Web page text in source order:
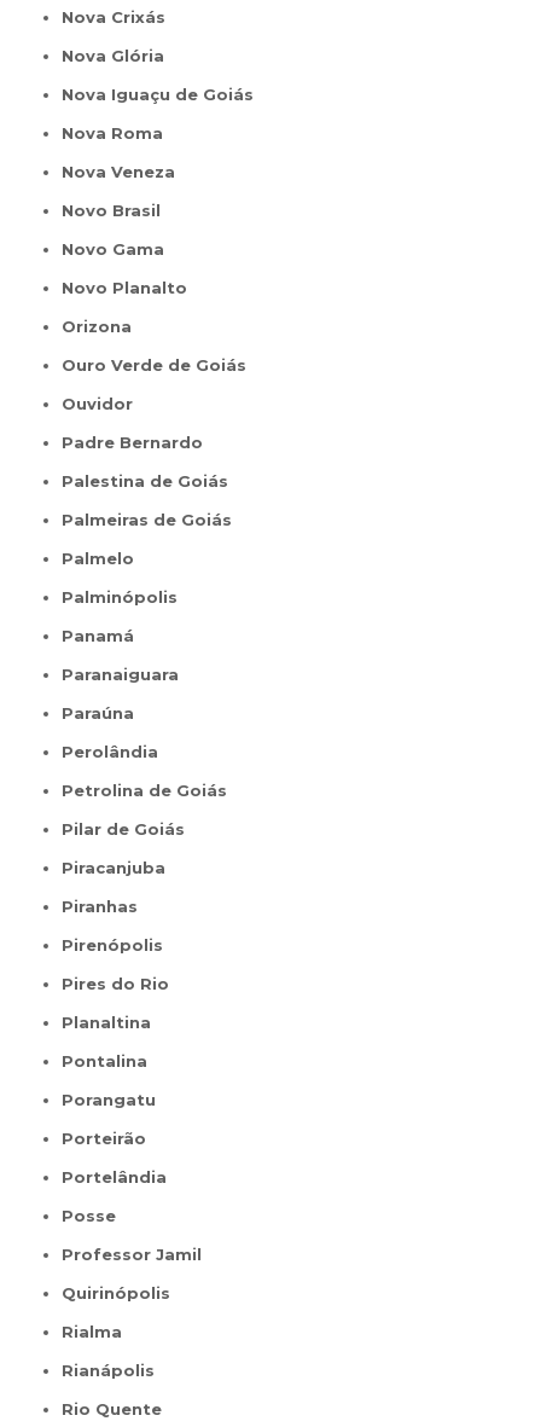
Nova Crixás
Nova Glória
Nova Iguaçu de Goiás
Nova Roma
Nova Veneza
Novo Brasil
Novo Gama
Novo Planalto
Orizona
Ouro Verde de Goiás
Ouvidor
Padre Bernardo
Palestina de Goiás
Palmeiras de Goiás
Palmelo
Palminópolis
Panamá
Paranaiguara
Paraúna
Perolândia
Petrolina de Goiás
Pilar de Goiás
Piracanjuba
Piranhas
Pirenópolis
Pires do Rio
Planaltina
Pontalina
Porangatu
Porteirão
Portelândia
Posse
Professor Jamil
Quirinópolis
Rialma
Rianápolis
Rio Quente